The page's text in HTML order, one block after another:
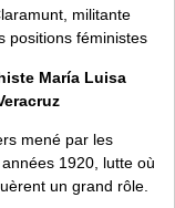
militante
positions féministes
María Luisa
mené par les
1920, lutte où
un grand rôle.